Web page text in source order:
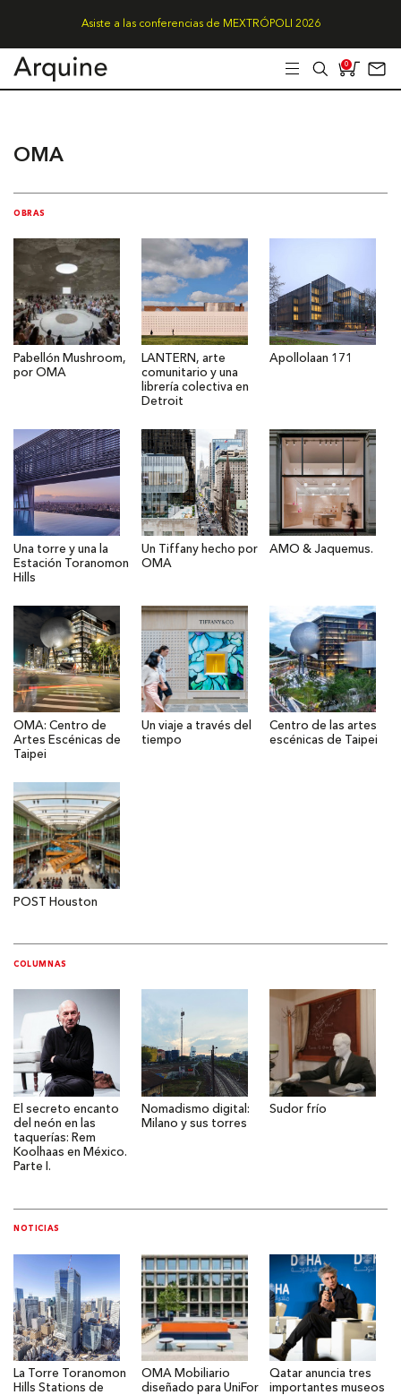
Asiste a las conferencias de MEXTRÓPOLI 2026
0
OMA
OBRAS
Pabellón Mushroom,
por OMA
LANTERN, arte
comunitario y una
librería colectiva en
Detroit
Apollolaan 171
Una torre y una la
Estación Toranomon
Hills
Un Tiffany hecho por
OMA
AMO & Jaquemus.
OMA: Centro de
Artes Escénicas de
Taipei
Un viaje a través del
tiempo
Centro de las artes
escénicas de Taipei
POST Houston
COLUMNAS
El secreto encanto
del neón en las
taquerías: Rem
Koolhaas en México.
Parte I.
Nomadismo digital:
Milano y sus torres
Sudor frío
NOTICIAS
La Torre Toranomon
Hills Stations de
OMA Mobiliario
diseñado para UniFor
Qatar anuncia tres
importantes museos